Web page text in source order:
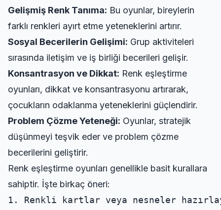
Gelişmiş Renk Tanıma: Bu oyunlar, bireylerin
farklı renkleri ayırt etme yeteneklerini artırır.
Sosyal Becerilerin Gelişimi: Grup aktiviteleri
sırasında iletişim ve iş birliği becerileri gelişir.
Konsantrasyon ve Dikkat: Renk eşleştirme
oyunları, dikkat ve konsantrasyonu artırarak,
çocukların odaklanma yeteneklerini güçlendirir.
Problem Çözme Yeteneği: Oyunlar, stratejik
düşünmeyi teşvik eder ve problem çözme
becerilerini geliştirir.
Renk eşleştirme oyunları genellikle basit kurallara
sahiptir. İşte birkaç öneri:
1. Renkli kartlar veya nesneler